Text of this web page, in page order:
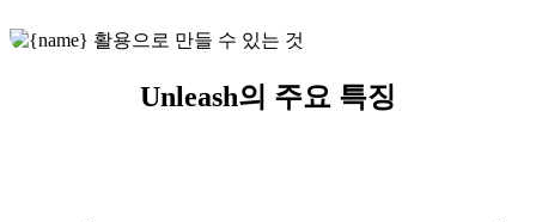
Unleash의 주요 특징